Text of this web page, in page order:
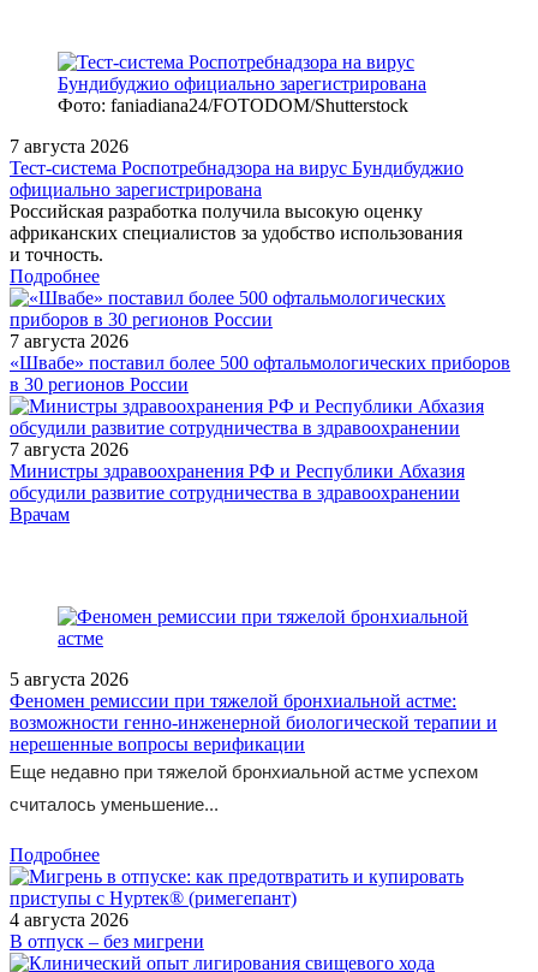
Фото: faniadiana24/FOTODOM/Shutterstock
7 августа 2026
Тест‑система Роспотребнадзора на вирус Бундибуджио
официально зарегистрирована
Российская разработка получила высокую оценку
африканских специалистов за удобство использования
и точность.
Подробнее
7 августа 2026
«Швабе» поставил более 500 офтальмологических приборов
в 30 регионов России
7 августа 2026
Министры здравоохранения РФ и Республики Абхазия
обсудили развитие сотрудничества в здравоохранении
/measures/Vzglyad-vrachey-osteoporoz/
Врачам
5 августа 2026
Феномен ремиссии при тяжелой бронхиальной астме:
возможности генно-инженерной биологической терапии и
нерешенные вопросы верификации
Еще недавно при тяжелой бронхиальной астме успехом
считалось уменьшение...
Подробнее
4 августа 2026
В отпуск – без мигрени